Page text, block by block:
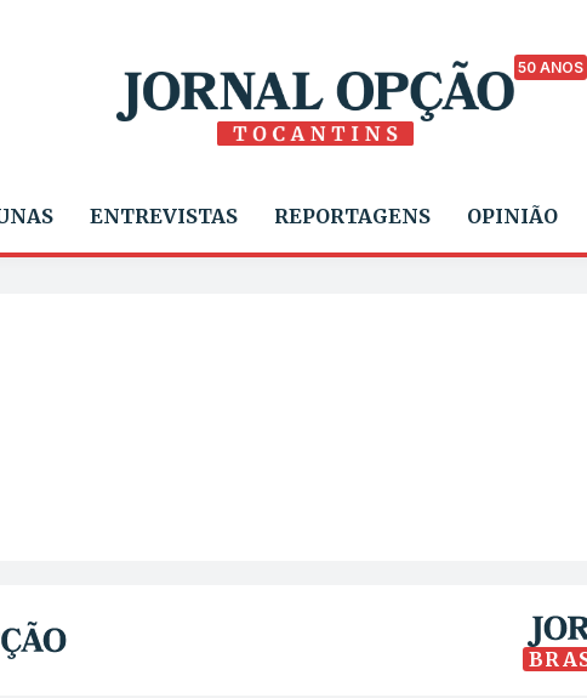
50 ANOS
ENTREVISTAS REPORTAGENS OPINIÃO